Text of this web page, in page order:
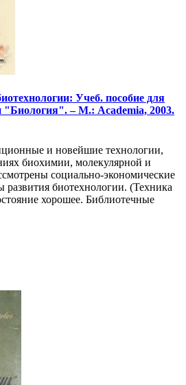
Учеб. пособие для
"Биология". – М.: Academia, 2003.
и новейшие технологии,
биохимии, молекулярной и
социально-экономические
биотехнологии. (Техника
хорошее. Библиотечные